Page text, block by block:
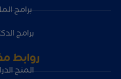
برامج
برامج
روابط
المنح